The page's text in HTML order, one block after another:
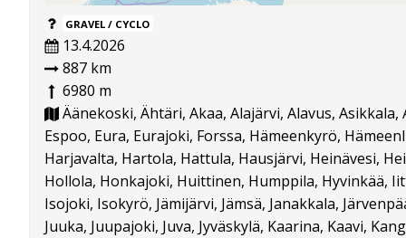
GRAVEL / CYCLO
13.4.2026
887 km
6980 m
Äänekoski, Ähtäri, Akaa, Alajärvi, Alavus,
Espoo, Eura, Eurajoki, Forssa, Hämeenkyrö,
Harjavalta, Hartola, Hattula, Hausjärvi, Heinävesi,
Hollola, Honkajoki, Huittinen, Humppila, Hyvinkää,
Isojoki, Isokyrö, Jämijärvi, Jämsä, Janakkala,
Juuka, Juupajoki, Juva, Jyväskylä, Kaarina, Kaavi,